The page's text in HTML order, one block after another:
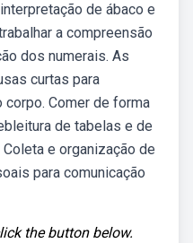
de ábaco e
a compreensão
dos numerais. As
curtas para
corpo. Comer de forma
de tabelas e de
e organização de
para comunicação
the button below.